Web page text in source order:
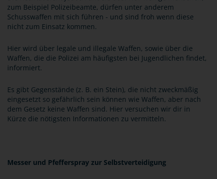
zum Beispiel Polizeibeamte, dürfen unter anderem
Schusswaffen mit sich führen - und sind froh wenn diese
nicht zum Einsatz kommen.
Hier wird über legale und illegale Waffen, sowie über die
Waffen, die die Polizei am häufigsten bei Jugendlichen findet,
informiert.
Es gibt Gegenstände (z. B. ein Stein), die nicht zweckmäßig
eingesetzt so gefährlich sein können wie Waffen, aber nach
dem Gesetz keine Waffen sind. Hier versuchen wir dir in
Kürze die nötigsten Informationen zu vermitteln.
Messer und Pfefferspray zur Selbstverteidigung